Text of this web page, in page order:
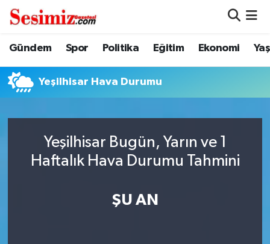
Gündem Spor Politika Eğitim Ekonomi
Yeşilhisar Hava Durumu
Yeşilhisar Bugün, Yarın ve 1
Haftalık Hava Durumu Tahmini
ŞU AN
Dünya
Eğitim
Genel
Gündem
Nöbetçi Eczaneler
Hava Durumu
Trafik Durumu
Süper Lig Puan Durumu ve Fikstür